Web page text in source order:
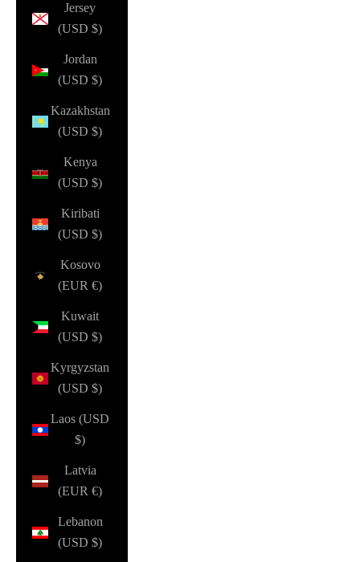
Jersey
(USD $)
Jordan
(USD $)
Kazakhstan
(USD $)
Kenya
(USD $)
Kiribati
(USD $)
Kosovo
(EUR €)
Kuwait
(USD $)
Kyrgyzstan
(USD $)
Laos (USD
$)
Latvia
(EUR €)
Lebanon
(USD $)